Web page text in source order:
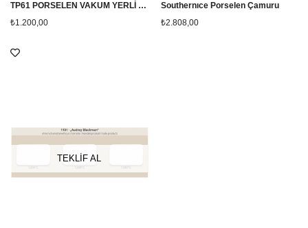
TP61 PORSELEN VAKUM YERLİ 11 KG
₺1.200,00
Southernıce Porselen Çamuru
₺2.808,00
TEKLİF AL